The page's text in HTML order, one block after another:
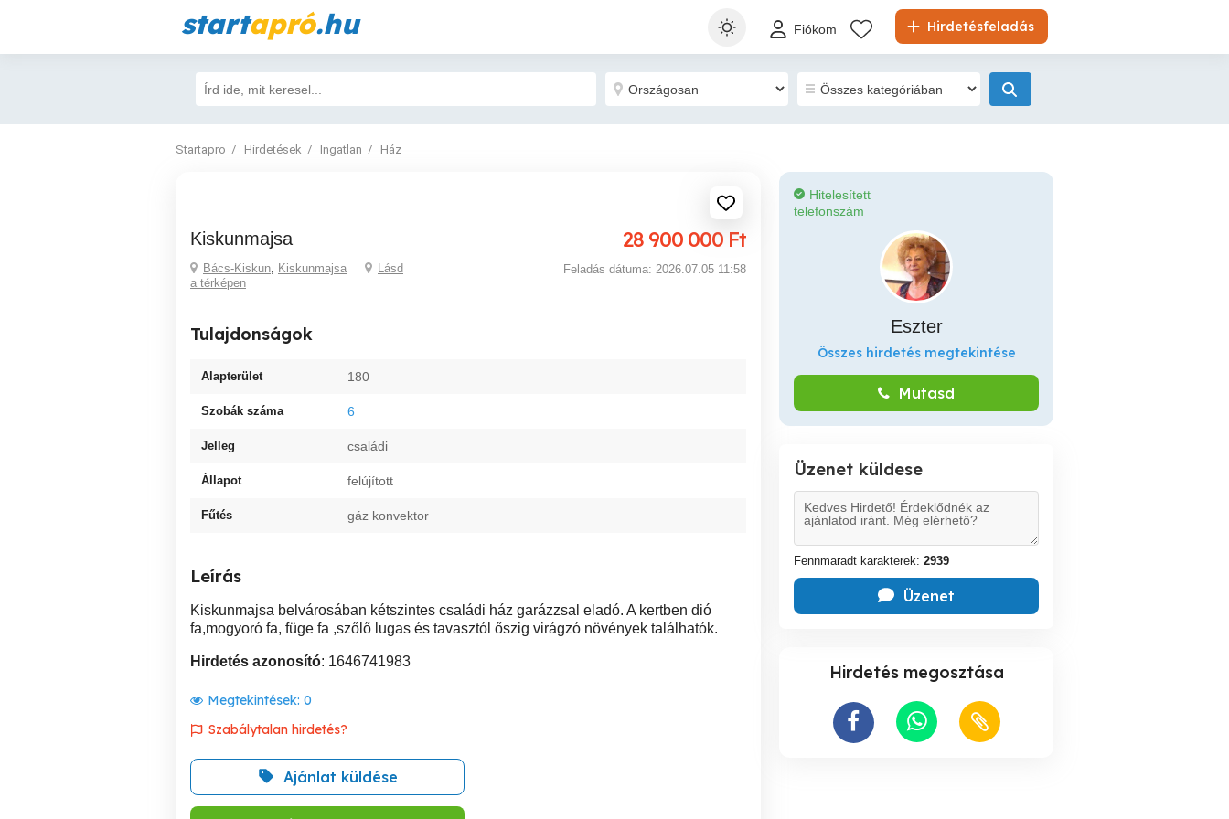
startapró.hu Hirdetésfeladás
Fiókom
Startapro Hirdetések Ingatlan Ház
Kiskunmajsa 28 900 000 Ft
Bács-Kiskun, Kiskunmajsa
Lásd
a térképen
Feladás dátuma: 2026.07.05 11:58
Tulajdonságok
Alapterület 180
Szobák száma 6
Jelleg családi
Állapot felújított
Fűtés gáz konvektor
Leírás
Kiskunmajsa belvárosában kétszintes családi ház garázzsal eladó. A kertben dió
fa,mogyoró fa, füge fa ,szőlő lugas és tavasztól őszig virágzó növények találhatók.
Hirdetés azonosító: 1646741983
Megtekintések: 0
Szabálytalan hirdetés?
Ajánlat küldése
Hitelesített
telefonszám
Eszter
Összes hirdetés megtekintése
Mutasd
Üzenet küldese
Fennmaradt karakterek: 2939
Üzenet
Hirdetés megosztása